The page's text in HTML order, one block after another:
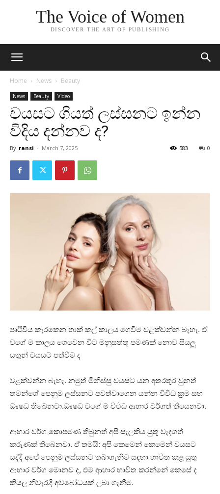
The Voice of Women
DISCOVER THE ART OF PUBLISHING
Home News Beauty
News Beauty Video
වයසට ගියත් ලස්සනට ඉන්න
විදිය දන්නව ද?
By ransi - March 7, 2025 0
583
පෘථිවිය කැරකෙන තාක් කල් කාලය ගෙවීම වළක්වන්න බැහැ. ඒ
වගේ ම කාලය ගෙවෙන විට මනුසත්තු පමණක් නොව සියලු
සතුන් වයසට පත්වීම ද
වළක්වන්න බැහැ. නමුත් මිනිස්සු වයසට යන අතරතුර වුනත්
තමන්ගේ පෙනුම ලස්සනට පවත්වාගෙන යන්න විවිධ ක්‍රම සහ
ඖෂධ තිබෙනවා.ඖෂධ වගේ ම විවිධ ආහාර වර්ගත් තියෙනවා.
ආහාර වර්ග කොපමණ තිබුනත් අපි සැලකිය යුතු වැදගත්
කරුණක් තිබෙනවා. ඒ තමයි: අපි කෙමෙන් කෙමෙන් වයසට
යද්දි අපේ පෙනුම ලස්සනට තබාගැනීම සඳහා භාවිත කළ යුතු
ආහාර වර්ග මොනව ද, එම ආහාර භාවිත කරන්නේ කෙසේ ද
කියල නිවැරැදි අවබෝධයක් ලබා ගැනීම.